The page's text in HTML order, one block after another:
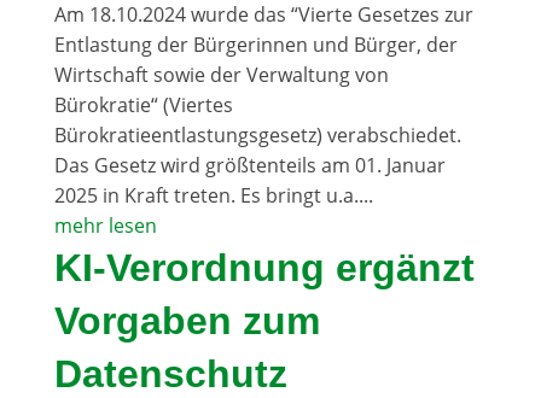
Am 18.10.2024 wurde das “Vierte Gesetzes zur
Entlastung der Bürgerinnen und Bürger, der
Wirtschaft sowie der Verwaltung von
Bürokratie“ (Viertes
Bürokratieentlastungsgesetz) verabschiedet.
Das Gesetz wird größtenteils am 01. Januar
2025 in Kraft treten. Es bringt u.a....
mehr lesen
KI-Verordnung ergänzt
Vorgaben zum
Datenschutz